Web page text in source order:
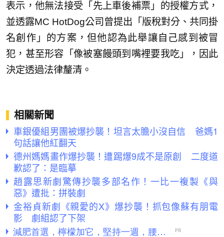
表示，他無法接受「先上車後補票」的授權方式，
並透露MC HotDog公司曾提出「版稅對分、共同掛
名創作」的方案，但他認為此舉讓自己感到被冒
犯，甚至形容「像被塞饅頭到嘴裡要我吃」，因此
決定透過法律釐清。
相關新聞
車銀優組男團被爆抄襲！坦言太膽小沒自信 爸媽1
句話讓他紅翻天
德州媽媽畫作爆抄襲！遭踢爆9成不是原創 二度道
歉認了：是臨摹
趙露思新劇驚傳抄襲多部名作！一比一複製《與
惡》遭批：拼裝劇
金裕貞新劇《親愛的X》爆抄襲！抓包像蘇有朋電
影 劇組認了下架